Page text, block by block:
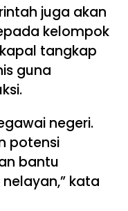
juga akan
kelompok
tangkap
guna
negeri.
potensi
bantu
kata